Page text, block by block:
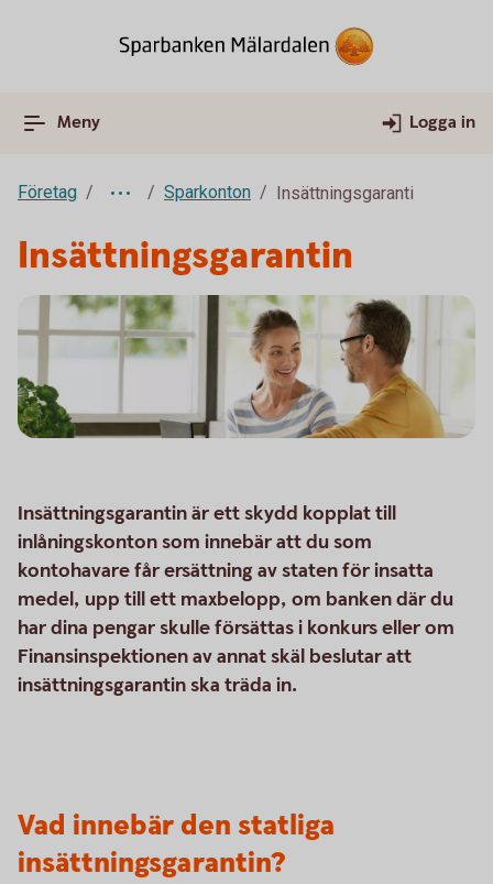
Meny Logga in
Företag Sparkonton Insättningsgaranti
Insättningsgarantin
Insättningsgarantin är ett skydd kopplat till
inlåningskonton som innebär att du som
kontohavare får ersättning av staten för insatta
medel, upp till ett maxbelopp, om banken där du
har dina pengar skulle försättas i konkurs eller om
Finansinspektionen av annat skäl beslutar att
insättningsgarantin ska träda in.
Vad innebär den statliga
insättningsgarantin?